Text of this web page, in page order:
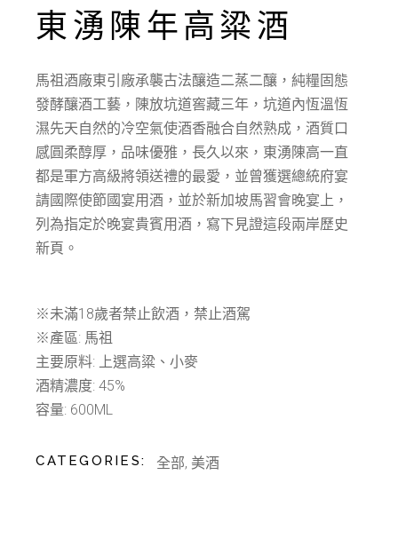
東湧陳年高粱酒
馬祖酒廠東引廠承襲古法釀造二蒸二釀，純糧固態
發酵釀酒工藝，陳放坑道窖藏三年，坑道內恆溫恆
濕先天自然的冷空氣使酒香融合自然熟成，酒質口
感圓柔醇厚，品味優雅，長久以來，東湧陳高一直
都是軍方高級將領送禮的最愛，並曾獲選總統府宴
請國際使節國宴用酒，並於新加坡馬習會晚宴上，
列為指定於晚宴貴賓用酒，寫下見證這段兩岸歷史
新頁。
※未滿18歲者禁止飲酒，禁止酒駕
※產區: 馬祖
主要原料: 上選高粱、小麥
酒精濃度: 45%
容量: 600ML
CATEGORIES: 全部, 美酒